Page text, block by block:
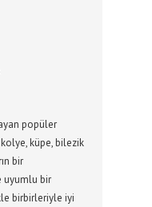
popüler
küpe, bilezik
bir
uyumlu bir
birbirleriyle iyi